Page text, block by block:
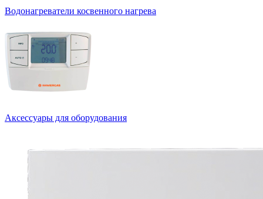
Водонагреватели косвенного нагрева
Аксессуары для оборудования